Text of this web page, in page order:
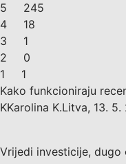
5
245
4
18
3
1
2
0
1
1
Kako funkcioniraju
KKarolina K.Litva, 13. 5.
Vrijedi investicije,